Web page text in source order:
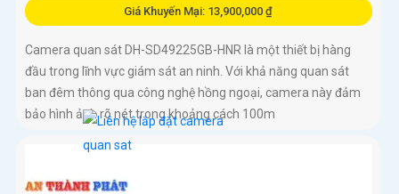
Giá Khuyến Mại: 13,900,000 ₫
Camera quan sát DH-SD49225GB-HNR là một thiết bị hàng
đầu trong lĩnh vực giám sát an ninh. Với khả năng quan sát
ban đêm thông qua công nghệ hồng ngoại, camera này đảm
bảo hình ảnh rõ nét trong khoảng cách 100m